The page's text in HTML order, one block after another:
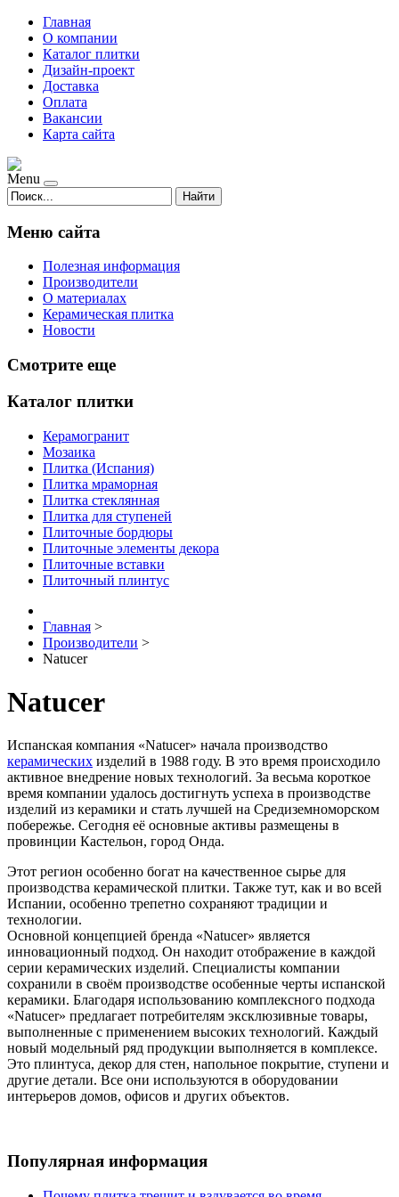
Главная
О компании
Каталог плитки
Дизайн-проект
Доставка
Оплата
Вакансии
Карта сайта
Menu
Найти
Меню сайта
Полезная информация
Производители
О материалах
Керамическая плитка
Новости
Смотрите еще
Каталог плитки
Керамогранит
Мозаика
Плитка (Испания)
Плитка мраморная
Плитка стеклянная
Плитка для ступеней
Плиточные бордюры
Плиточные элементы декора
Плиточные вставки
Плиточный плинтус
Главная >
Производители >
Natucer
Natucer
Испанская компания «Natucer» начала производство
керамических изделий в 1988 году. В это время происходило
активное внедрение новых технологий. За весьма короткое
время компании удалось достигнуть успеха в производстве
изделий из керамики и стать лучшей на Средиземноморском
побережье. Сегодня её основные активы размещены в
провинции Кастельон, город Онда.
Этот регион особенно богат на качественное сырье для
производства керамической плитки. Также тут, как и во всей
Испании, особенно трепетно сохраняют традиции и
технологии.
Основной концепцией бренда «Natucer» является
инновационный подход. Он находит отображение в каждой
серии керамических изделий. Специалисты компании
сохранили в своём производстве особенные черты испанской
керамики. Благодаря использованию комплексного подхода
«Natucer» предлагает потребителям эксклюзивные товары,
выполненные с применением высоких технологий. Каждый
новый модельный ряд продукции выполняется в комплексе.
Это плинтуса, декор для стен, напольное покрытие, ступени и
другие детали. Все они используются в оборудовании
интерьеров домов, офисов и других объектов.
Популярная информация